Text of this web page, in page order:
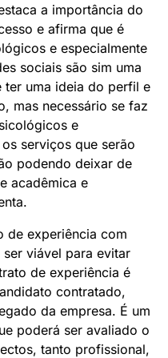
a importância do
e afirma que é
e especialmente
sociais são sim uma
ter uma ideia do perfil e
mas necessário se faz
e
serviços que serão
podendo deixar de
acadêmica e
de experiência com
viável para evitar
de experiência é
contratado,
da empresa. É um
poderá ser avaliado o
tanto profissional,